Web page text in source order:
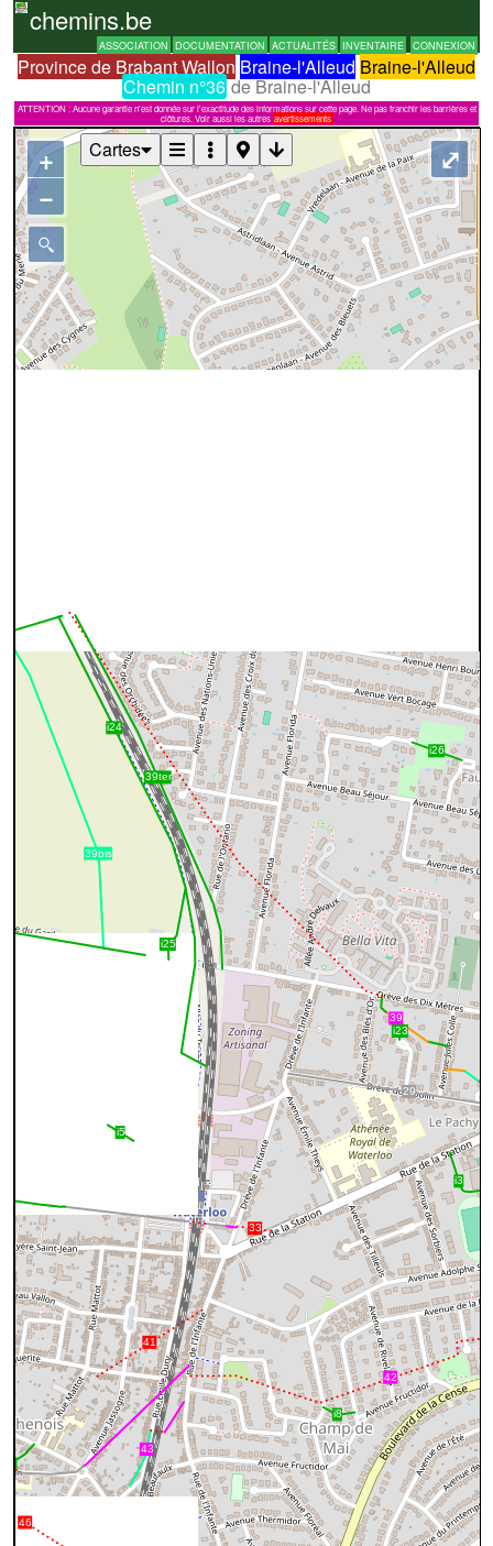
chemins.be
ASSOCIATION DOCUMENTATION ACTUALITÉS INVENTAIRE CONNEXION
Province de Brabant Wallon Braine-l'Alleud Braine-l'Alleud
Chemin n°36de Braine-l'Alleud
ATTENTION : Aucune garantie n'est donnée sur l'exactitude des informations sur cette page. Ne pas franchir les barrières et
clôtures. Voir aussi les autres avertissements
+
−
⤢
Cartes